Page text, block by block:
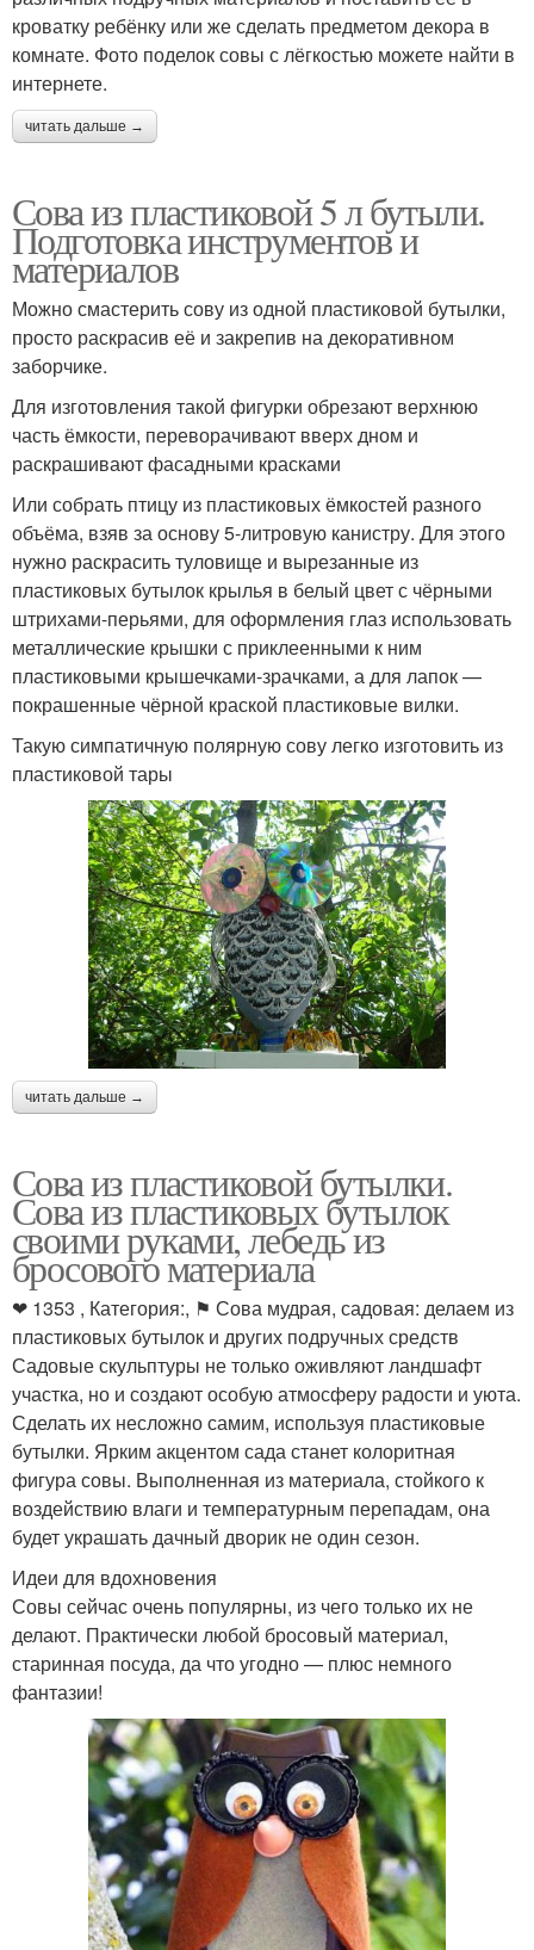
кроватку ребёнку или же сделать предметом декора в
комнате. Фото поделок совы с лёгкостью можете найти в
интернете.
читать дальше →
Сова из пластиковой 5 л бутыли.
Подготовка инструментов и
материалов
Можно смастерить сову из одной пластиковой бутылки,
просто раскрасив её и закрепив на декоративном
заборчике.
Для изготовления такой фигурки обрезают верхнюю
часть ёмкости, переворачивают вверх дном и
раскрашивают фасадными красками
Или собрать птицу из пластиковых ёмкостей разного
объёма, взяв за основу 5-литровую канистру. Для этого
нужно раскрасить туловище и вырезанные из
пластиковых бутылок крылья в белый цвет с чёрными
штрихами-перьями, для оформления глаз использовать
металлические крышки с приклеенными к ним
пластиковыми крышечками-зрачками, а для лапок —
покрашенные чёрной краской пластиковые вилки.
Такую симпатичную полярную сову легко изготовить из
пластиковой тары
читать дальше →
Сова из пластиковой бутылки.
Сова из пластиковых бутылок
своими руками, лебедь из
бросового материала
❤ 1353 , Категория:, ⚑ Сова мудрая, садовая: делаем из
пластиковых бутылок и других подручных средств
Садовые скульптуры не только оживляют ландшафт
участка, но и создают особую атмосферу радости и уюта.
Сделать их несложно самим, используя пластиковые
бутылки. Ярким акцентом сада станет колоритная
фигура совы. Выполненная из материала, стойкого к
воздействию влаги и температурным перепадам, она
будет украшать дачный дворик не один сезон.
Идеи для вдохновения
Совы сейчас очень популярны, из чего только их не
делают. Практически любой бросовый материал,
старинная посуда, да что угодно — плюс немного
фантазии!